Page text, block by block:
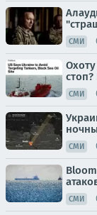
СМИ
СМИ
СМИ
СМИ